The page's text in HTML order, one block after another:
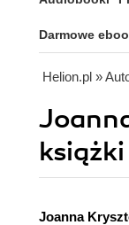
Darmowe
Helion.pl »
książki
Joanna